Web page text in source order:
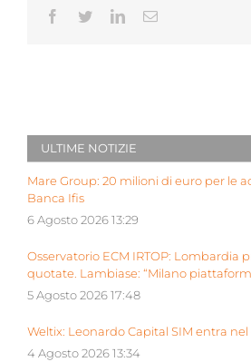
Facebook
TwitterLinkedInEmail
ULTIME NOTIZIE
Mare Group: 20 milioni di euro per le
Banca Ifis
6 Agosto 2026 13:29
Osservatorio ECM IRTOP: Lombardia
quotate. Lambiase: “Milano
5 Agosto 2026 17:48
Weltix: Leonardo Capital SIM entra nel
4 Agosto 2026 13:34